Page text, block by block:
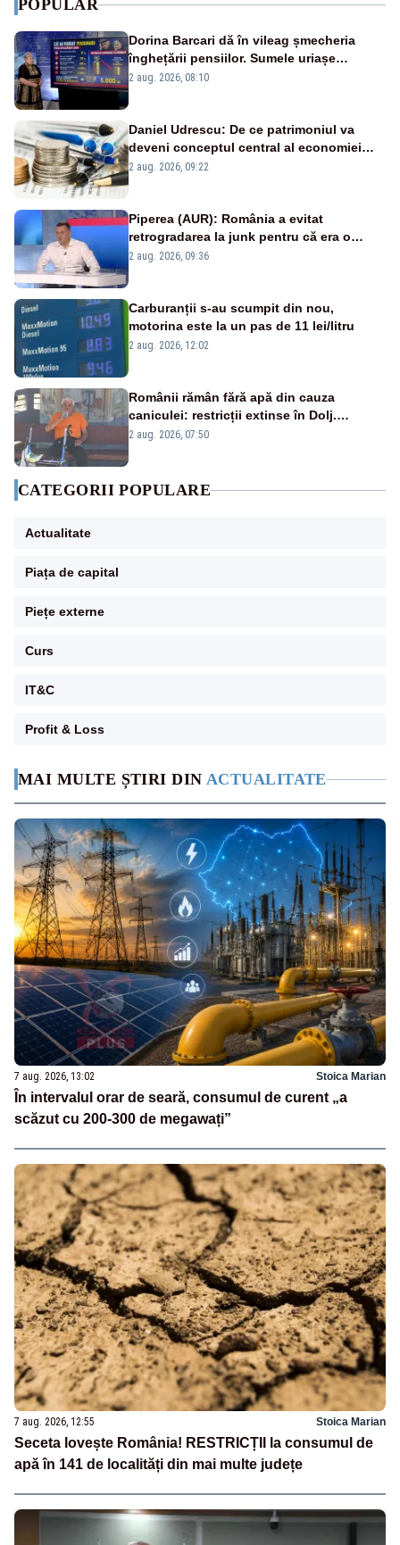
MAI MULTE ȘTIRI DIN ACTUALITATE
7 aug. 2026, 13:02 Stoica Marian
În intervalul orar de seară, consumul de curent „a
scăzut cu 200-300 de megawați”
7 aug. 2026, 12:55 Stoica Marian
Seceta lovește România! RESTRICȚII la consumul de
apă în 141 de localități din mai multe județe
POPULAR
Dorina Barcari dă în vileag șmecheria
înghețării pensiilor. Sumele uriașe
pierdute de fiecare român
2 aug. 2026, 08:10
Daniel Udrescu: De ce patrimoniul va
deveni conceptul central al economiei
viitoare?
2 aug. 2026, 09:22
Piperea (AUR): România a evitat
retrogradarea la junk pentru că era o
catastrofă pentru bănci și fondurile de
2 aug. 2026, 09:36
Carburanții s-au scumpit din nou,
motorina este la un pas de 11 lei/litru
2 aug. 2026, 12:02
Românii rămân fără apă din cauza
caniculei: restricții extinse în Dolj.
Oamenii au „cu program la robinet”
2 aug. 2026, 07:50
CATEGORII POPULARE
Actualitate
Piața de capital
Piețe externe
Curs
IT&C
Profit & Loss